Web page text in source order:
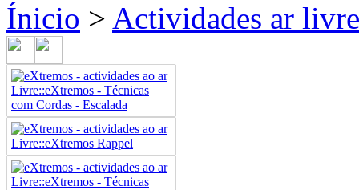
Ínicio > Actividades ar livre